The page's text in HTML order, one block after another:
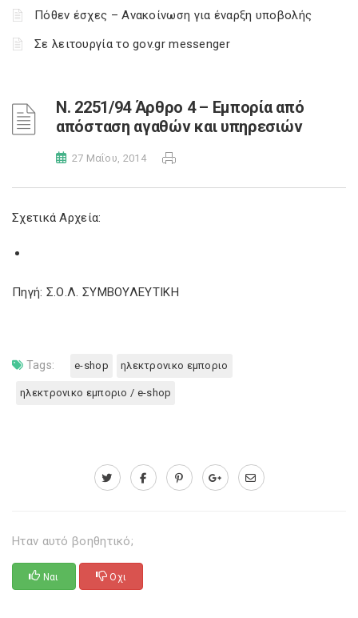
Πόθεν έσχες – Ανακοίνωση για έναρξη υποβολής
Σε λειτουργία το gov.gr messenger
Ν. 2251/94 Άρθρο 4 – Εμπορία από
απόσταση αγαθών και υπηρεσιών
27 Μαΐου, 2014
Σχετικά Αρχεία:
Πηγή: Σ.Ο.Λ. ΣΥΜΒΟΥΛΕΥΤΙΚΗ
Tags: e-shop ηλεκτρονικο εμποριο
ηλεκτρονικο εμποριο / e-shop
Ηταν αυτό βοηθητικό;
Ναι Οχι